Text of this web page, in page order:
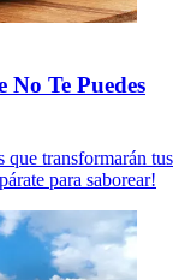
No Te Puedes
que transformarán tus
para saborear!